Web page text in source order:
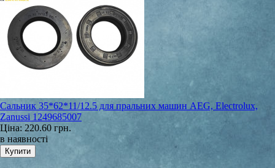
Сальник 35*62*11/12.5 для пральних машин AEG, Electrolux,
Zanussi 1249685007
Ціна: 220.60 грн.
в наявності